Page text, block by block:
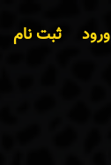
ورود ثبت نام